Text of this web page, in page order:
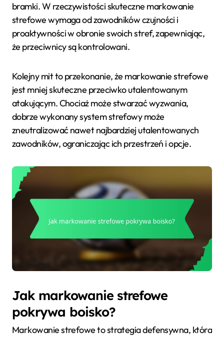
bramki. W rzeczywistości skuteczne markowanie
strefowe wymaga od zawodników czujności i
proaktywności w obronie swoich stref, zapewniając,
że przeciwnicy są kontrolowani.
Kolejny mit to przekonanie, że markowanie strefowe
jest mniej skuteczne przeciwko utalentowanym
atakującym. Chociaż może stwarzać wyzwania,
dobrze wykonany system strefowy może
zneutralizować nawet najbardziej utalentowanych
zawodników, ograniczając ich przestrzeń i opcje.
Jak markowanie strefowe
pokrywa boisko?
Markowanie strefowe to strategia defensywna, która